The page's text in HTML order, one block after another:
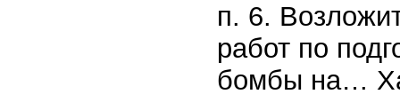
п. 6.
работ по
бомбы на…